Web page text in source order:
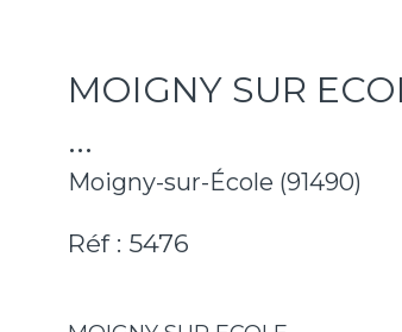
MOIGNY SUR
...
Moigny-sur-École (91490)
Réf : 5476